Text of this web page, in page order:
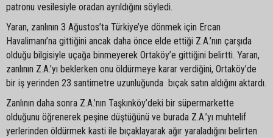
patronu vesilesiyle oradan ayrıldığını söyledi.
Yaran, zanlının 3 Ağustos’ta Türkiye’ye dönmek için Ercan
Havalimanı’na gittiğini ancak daha önce elde ettiği Z.A.’nın çarşıda
olduğu bilgisiyle uçağa binmeyerek Ortaköy’e gittiğini belirtti. Yaran,
zanlının Z.A.’yı beklerken onu öldürmeye karar verdiğini, Ortaköy’de
bir iş yerinden 23 santimetre uzunluğunda bıçak satın aldığını aktardı.
Zanlının daha sonra Z.A.’nın Taşkınköy’deki bir süpermarkette
olduğunu öğrenerek peşine düştüğünü ve burada Z.A.’yı muhtelif
yerlerinden öldürmek kasti ile bıçaklayarak ağır yaraladığını belirten